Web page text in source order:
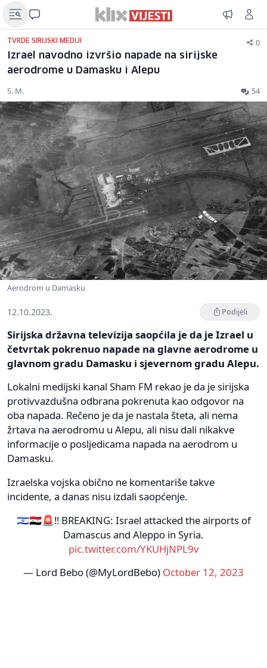
TVRDE SIRIJSKI MEDIJI 0
Izrael navodno izvršio napade na sirijske
aerodrome u Damasku i Alepu
S. M. 54
Aerodrom u Damasku
12.10.2023. Podijeli
Sirijska državna televizija saopćila je da je Izrael u
četvrtak pokrenuo napade na glavne aerodrome u
glavnom gradu Damasku i sjevernom gradu Alepu.
Lokalni medijski kanal Sham FM rekao je da je sirijska
protivvazdušna odbrana pokrenuta kao odgovor na
oba napada. Rečeno je da je nastala šteta, ali nema
žrtava na aerodromu u Alepu, ali nisu dali nikakve
informacije o posljedicama napada na aerodrom u
Damasku.
Izraelska vojska obično ne komentariše takve
incidente, a danas nisu izdali saopćenje.
🇮🇱🇸🇾🚨‼️ BREAKING: Israel attacked the airports of
Damascus and Aleppo in Syria.
pic.twitter.com/YKUHjNPL9v
— Lord Bebo (@MyLordBebo) October 12, 2023